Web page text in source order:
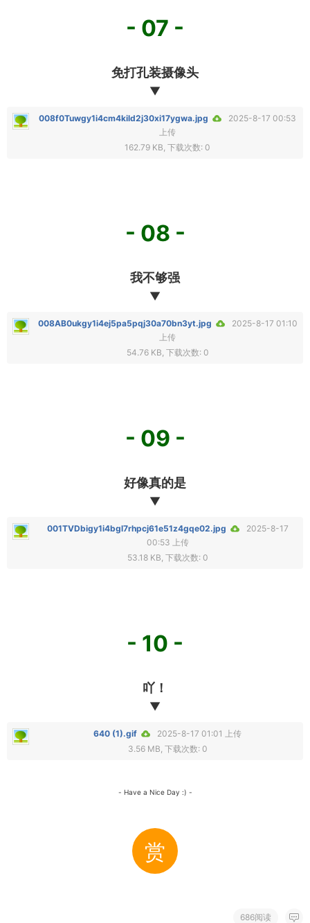
- 07 -
免打孔装摄像头
▼
008f0Tuwgy1i4cm4kild2j30xi17ygwa.jpg
2025-8-17 00:53
上传
162.79 KB, 下载次数: 0
- 08 -
我不够强
▼
008AB0ukgy1i4ej5pa5pqj30a70bn3yt.jpg
2025-8-17 01:10
上传
54.76 KB, 下载次数: 0
- 09 -
好像真的是
▼
001TVDbigy1i4bgl7rhpcj61e51z4gqe02.jpg
2025-8-17
00:53 上传
53.18 KB, 下载次数: 0
- 10 -
吖！
▼
640 (1).gif
2025-8-17 01:01 上传
3.56 MB, 下载次数: 0
- Have a Nice Day :) -
赏
686阅读